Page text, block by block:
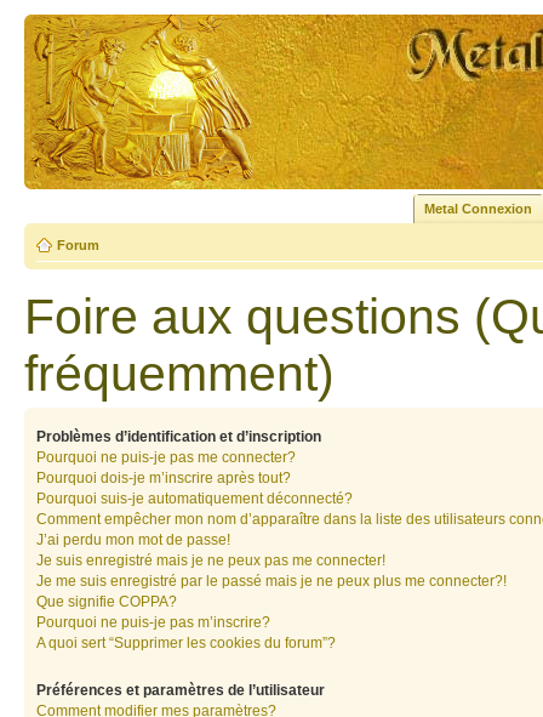
Metal Connexion
Forum
Foire aux questions
fréquemment)
Problèmes d’identification et d’inscription
Pourquoi ne puis-je pas me connecter?
Pourquoi dois-je m’inscrire après tout?
Pourquoi suis-je automatiquement déconnecté?
Comment empêcher mon nom d’apparaître dans la liste des utilisateurs
J’ai perdu mon mot de passe!
Je suis enregistré mais je ne peux pas me connecter!
Je me suis enregistré par le passé mais je ne peux plus me connecter?!
Que signifie COPPA?
Pourquoi ne puis-je pas m’inscrire?
A quoi sert “Supprimer les cookies du forum”?
Préférences et paramètres de l’utilisateur
Comment modifier mes paramètres?